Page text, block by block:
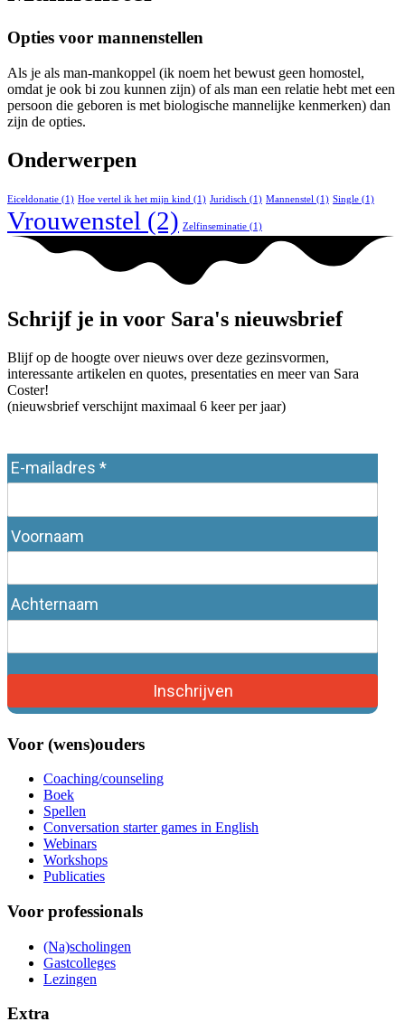
Opties voor mannenstellen
Als je als man-mankoppel (ik noem het bewust geen homostel,
omdat je ook bi zou kunnen zijn) of als man een relatie hebt met een
persoon die geboren is met biologische mannelijke kenmerken) dan
zijn de opties.
Onderwerpen
Eiceldonatie (1) Hoe vertel ik het mijn kind (1) Juridisch (1) Mannenstel (1) Single (1)
Vrouwenstel (2) Zelfinseminatie (1)
Schrijf je in voor Sara's nieuwsbrief
Blijf op de hoogte over nieuws over deze gezinsvormen,
interessante artikelen en quotes, presentaties en meer van Sara
Coster!
(nieuwsbrief verschijnt maximaal 6 keer per jaar)
E-mailadres *
Voornaam
Achternaam
Inschrijven
Voor (wens)ouders
Coaching/counseling
Boek
Spellen
Conversation starter games in English
Webinars
Workshops
Publicaties
Voor professionals
(Na)scholingen
Gastcolleges
Lezingen
Extra